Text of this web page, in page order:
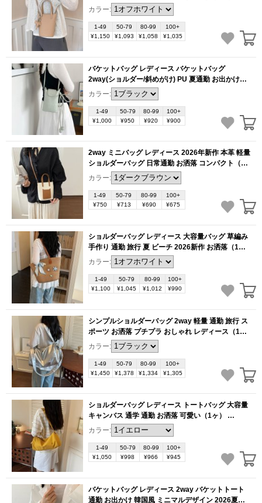
(BB6282)
カラー:
1-49 50-79 80-99
100+
¥1,150
¥1,093 ¥1,058 ¥1,035
バケットバッグ レディース バケットバッグ
2way(ショルダー/斜めがけ) PU 夏通勤 お出かけ
2026年新作 高見えデザイン（1ヶ）
カラー:
1-49 50-79 80-99
100+
¥1,000
¥950 ¥920 ¥900
2way ミニバッグ レディース 2026年新作 本革 軽量
ショルダーバッグ 日常通勤 お洒落 コンパクト（1
ヶ）
(BB6276)
カラー:
1-49 50-79 80-99
100+
¥750
¥713 ¥690 ¥675
ショルダーバッグ レディース 大容量バッグ 草編み
手作り 通勤 旅行 夏 ビーチ 2026新作 お洒落（1
ヶ）
(BB6272)
カラー:
1-49 50-79 80-99
100+
¥1,100
¥1,045 ¥1,012 ¥990
シンプルショルダーバッグ 2way 軽量 通勤 旅行 ス
ポーツ お洒落 プチプラ おしゃれ レディース（1
ヶ）
(BB6269)
カラー:
1-49 50-79 80-99
100+
¥1,450
¥1,378 ¥1,334 ¥1,305
ショルダーバッグ レディース トートバッグ 大容量
キャンバス 通学 通勤 お洒落 可愛い（1ヶ）
(BB6268)
カラー:
1-49 50-79 80-99
100+
¥1,050
¥998 ¥966 ¥945
バケットバッグ レディース 2way バケットトート
通勤 お出かけ 韓国風 ミニマルデザイン 2026夏（1